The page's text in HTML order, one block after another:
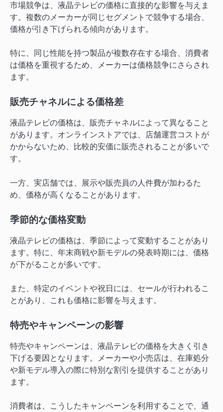
市場競争は、液晶テレビの価格に直接的な影響を与えま
す。複数のメーカーが同じセグメントで競争する場合、
価格が引き下げられる傾向があります。
特に、同じ性能を持つ製品が複数存在する場合、消費者
は価格を重視するため、メーカーは価格競争にさらされ
ます。
販売チャネルによる価格差
液晶テレビの価格は、販売チャネルによって異なること
があります。オンラインストアでは、店舗運営コストが
かからないため、比較的安価に販売されることが多いで
す。
一方、実店舗では、展示や販売員の人件費が加わるた
め、価格が高くなることがあります。
季節的な価格変動
液晶テレビの価格は、季節によって変動することがあり
ます。特に、年末商戦や新モデルの発表時期には、価格
が下がることが多いです。
また、特定のイベントや祝日には、セールが行われるこ
とがあり、これも価格に影響を与えます。
特売やキャンペーンの影響
特売やキャンペーンは、液晶テレビの価格を大きく引き
下げる要因となります。メーカーや小売店は、在庫処分
や新モデル導入の際に特別な割引を提供することがあり
ます。
消費者は、こうしたキャンペーンを利用することで、通